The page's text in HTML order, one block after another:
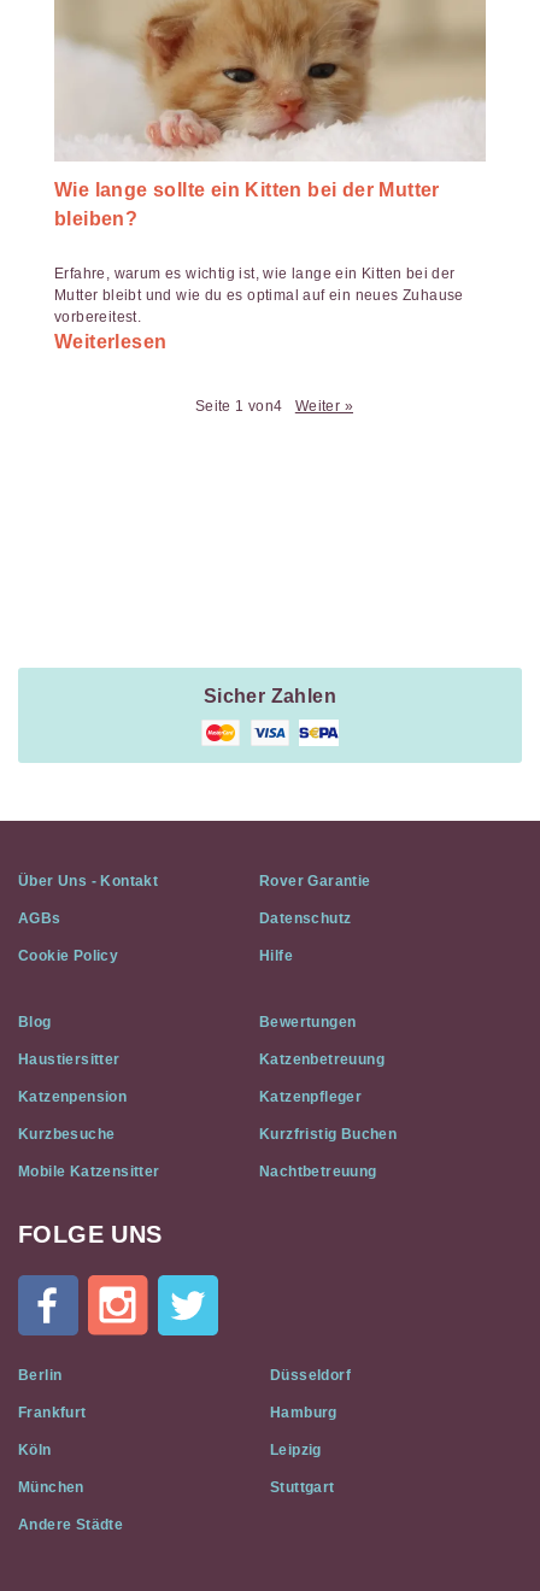
Wie lange sollte ein Kitten bei der Mutter
bleiben?
Erfahre, warum es wichtig ist, wie lange ein Kitten bei der
Mutter bleibt und wie du es optimal auf ein neues Zuhause
vorbereitest.
Weiterlesen
Seite 1 von4 Weiter »
Sicher Zahlen
Über Uns - Kontakt Rover Garantie
AGBs Datenschutz
Cookie Policy Hilfe
Blog Bewertungen
Haustiersitter Katzenbetreuung
Katzenpension Katzenpfleger
Kurzbesuche Kurzfristig Buchen
Mobile Katzensitter Nachtbetreuung
Cat
Flat
Social
Media
FOLGE UNS
Berlin Düsseldorf
Frankfurt Hamburg
Köln Leipzig
München Stuttgart
Andere Städte